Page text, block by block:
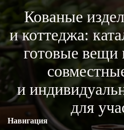
Кованые
и коттеджа:
готовые вещи
и
для
Навигация